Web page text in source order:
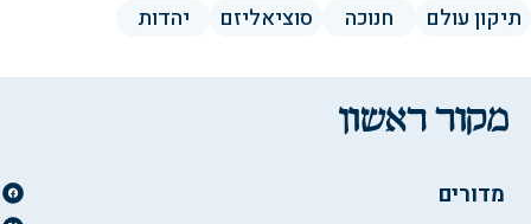
תיקון עולם חנוכה סוציאליזם יהדות
מדורים